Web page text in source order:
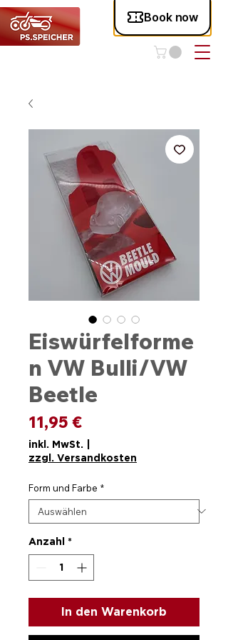
Eiswürfelforme
n VW Bulli/VW
Beetle
11,95 €Preis
inkl. MwSt.
zzgl. Versandkosten
Form und Farbe *
Anzahl *
In den Warenkorb